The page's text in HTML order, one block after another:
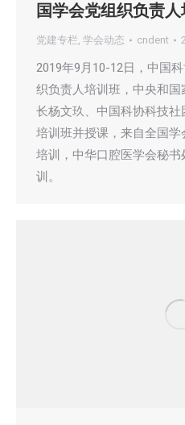
国学会党组织负责
党建专栏, 学会动态 cndent
2019年9月10-12日，中国
织负责人培训班，中央和
长杨文玖、中国科协科技
培训班并授课，来自全国
培训，中华口腔医学会秘
训。